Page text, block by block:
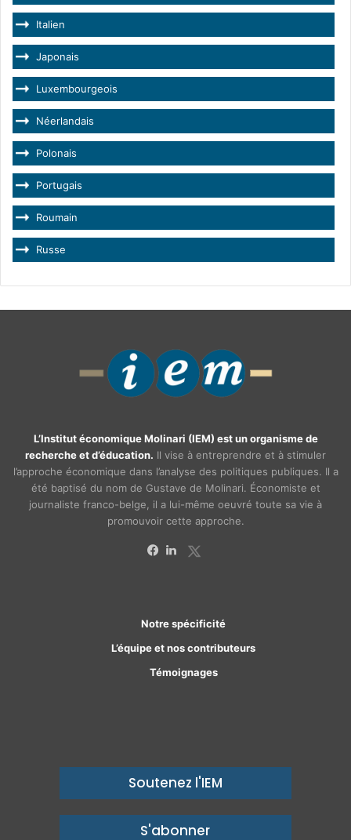
Italien
Japonais
Luxembourgeois
Néerlandais
Polonais
Portugais
Roumain
Russe
L’Institut économique Molinari (IEM) est un organisme de
recherche et d’éducation. Il vise à entreprendre et à stimuler
l’approche économique dans l’analyse des politiques publiques. Il a
été baptisé du nom de Gustave de Molinari. Économiste et
journaliste franco-belge, il a lui-même oeuvré toute sa vie à
promouvoir cette approche.
Notre spécificité
L’équipe et nos contributeurs
Témoignages
Soutenez l'IEM
S'abonner